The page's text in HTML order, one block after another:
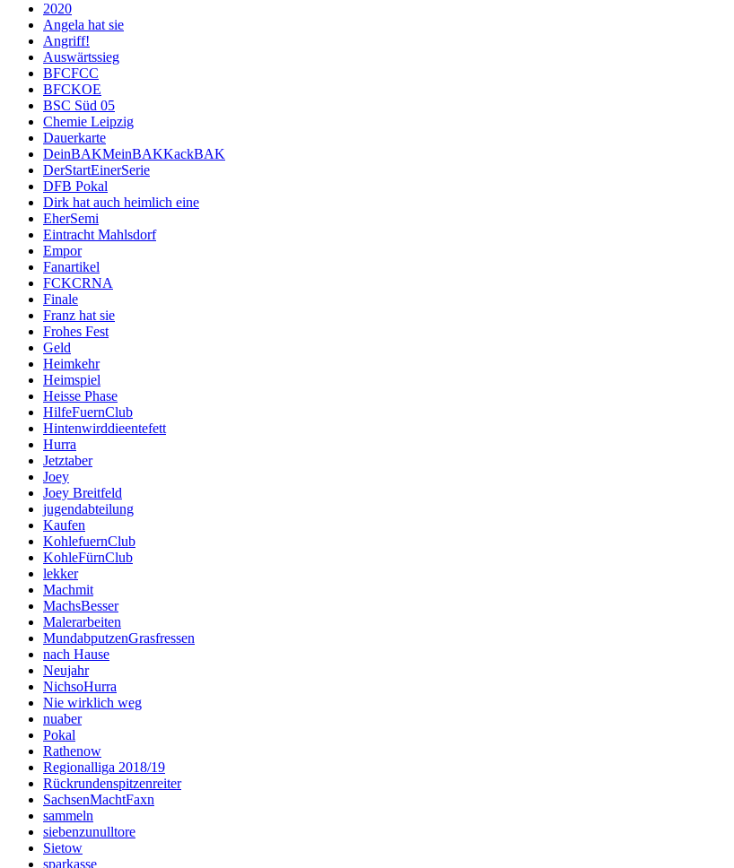
2020
Angela hat sie
Angriff!
Auswärtssieg
BFCFCC
BFCKOE
BSC Süd 05
Chemie Leipzig
Dauerkarte
DeinBAKMeinBAKKackBAK
DerStartEinerSerie
DFB Pokal
Dirk hat auch heimlich eine
EherSemi
Eintracht Mahlsdorf
Empor
Fanartikel
FCKCRNA
Finale
Franz hat sie
Frohes Fest
Geld
Heimkehr
Heimspiel
Heisse Phase
HilfeFuernClub
Hintenwirddieentefett
Hurra
Jetztaber
Joey
Joey Breitfeld
jugendabteilung
Kaufen
KohlefuernClub
KohleFürnClub
lekker
Machmit
MachsBesser
Malerarbeiten
MundabputzenGrasfressen
nach Hause
Neujahr
NichsoHurra
Nie wirklich weg
nuaber
Pokal
Rathenow
Regionalliga 2018/19
Rückrundenspitzenreiter
SachsenMachtFaxn
sammeln
siebenzunulltore
Sietow
sparkasse